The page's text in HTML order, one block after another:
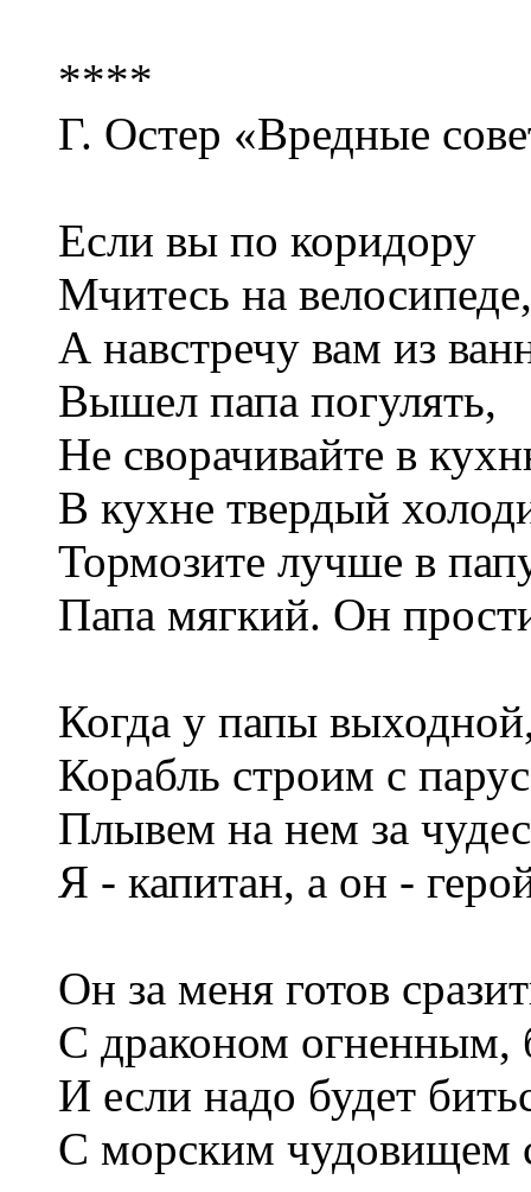
****
Г. Остер «Вредные
Если вы по коридору
Мчитесь на велосипеде,
А навстречу вам из
Вышел папа погулять,
Не сворачивайте в
В кухне твердый
Тормозите лучше в
Папа мягкий. Он
Когда у папы
Корабль строим с
Плывем на нем за
Я - капитан, а он -
Он за меня готов
С драконом огненным,
И если надо будет
С морским чудовищем